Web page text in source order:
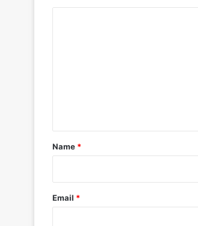
*
Name *
Email *